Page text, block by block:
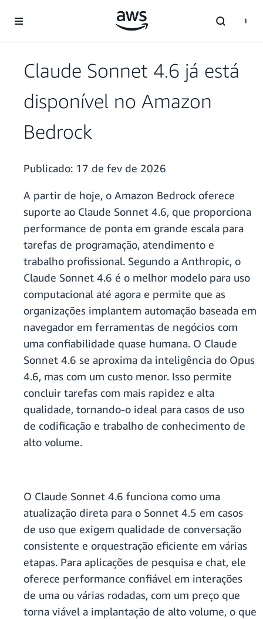
Pular para o conteúdo principal
Claude Sonnet 4.6 já está
disponível no Amazon
Bedrock
Publicado: 17 de fev de 2026
A partir de hoje, o Amazon Bedrock oferece
suporte ao Claude Sonnet 4.6, que proporciona
performance de ponta em grande escala para
tarefas de programação, atendimento e
trabalho profissional. Segundo a Anthropic, o
Claude Sonnet 4.6 é o melhor modelo para uso
computacional até agora e permite que as
organizações implantem automação baseada em
navegador em ferramentas de negócios com
uma confiabilidade quase humana. O Claude
Sonnet 4.6 se aproxima da inteligência do Opus
4.6, mas com um custo menor. Isso permite
concluir tarefas com mais rapidez e alta
qualidade, tornando-o ideal para casos de uso
de codificação e trabalho de conhecimento de
alto volume.
O Claude Sonnet 4.6 funciona como uma
atualização direta para o Sonnet 4.5 em casos
de uso que exigem qualidade de conversação
consistente e orquestração eficiente em várias
etapas. Para aplicações de pesquisa e chat, ele
oferece performance confiável em interações
de uma ou várias rodadas, com um preço que
torna viável a implantação de alto volume, o que